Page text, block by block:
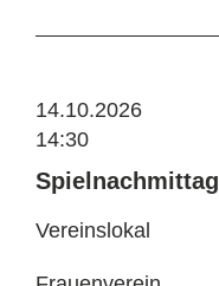
14.10.2026
14:30
Spielnachmittag
Vereinslokal